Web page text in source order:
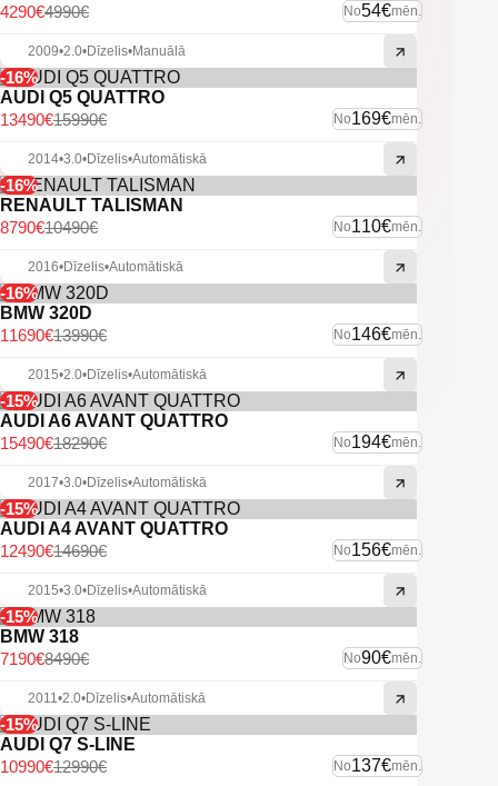
No54€mēn.
4990€
4290€
2009•2.0•Dīzelis•Manuālā
-16%
AUDI Q5 QUATTRO
No169€mēn.
15990€
13490€
2014•3.0•Dīzelis•Automātiskā
-16%
RENAULT TALISMAN
No110€mēn.
10490€
8790€
2016•Dīzelis•Automātiskā
-16%
BMW 320D
No146€mēn.
13990€
11690€
2015•2.0•Dīzelis•Automātiskā
-15%
AUDI A6 AVANT QUATTRO
No194€mēn.
18290€
15490€
2017•3.0•Dīzelis•Automātiskā
-15%
AUDI A4 AVANT QUATTRO
No156€mēn.
14690€
12490€
2015•3.0•Dīzelis•Automātiskā
-15%
BMW 318
No90€mēn.
8490€
7190€
2011•2.0•Dīzelis•Automātiskā
-15%
AUDI Q7 S-LINE
No137€mēn.
12990€
10990€